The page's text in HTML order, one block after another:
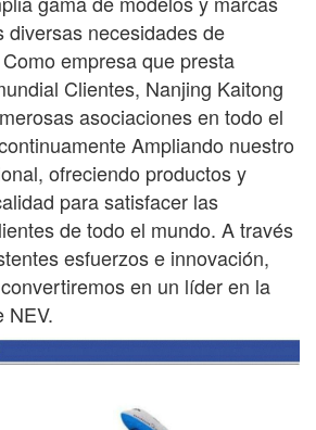
diversas necesidades de
empresa que presta
Clientes, Nanjing Kaitong
asociaciones en todo el
Ampliando nuestro
ofreciendo productos y
para satisfacer las
de todo el mundo. A través
esfuerzos e innovación,
en un líder en la
NEV.